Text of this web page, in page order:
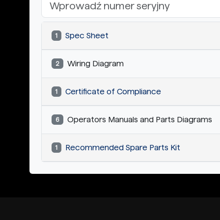
1 Spec Sheet
2 Wiring Diagram
1 Certificate of Compliance
6 Operators Manuals and Parts Diagrams
1 Recommended Spare Parts Kit